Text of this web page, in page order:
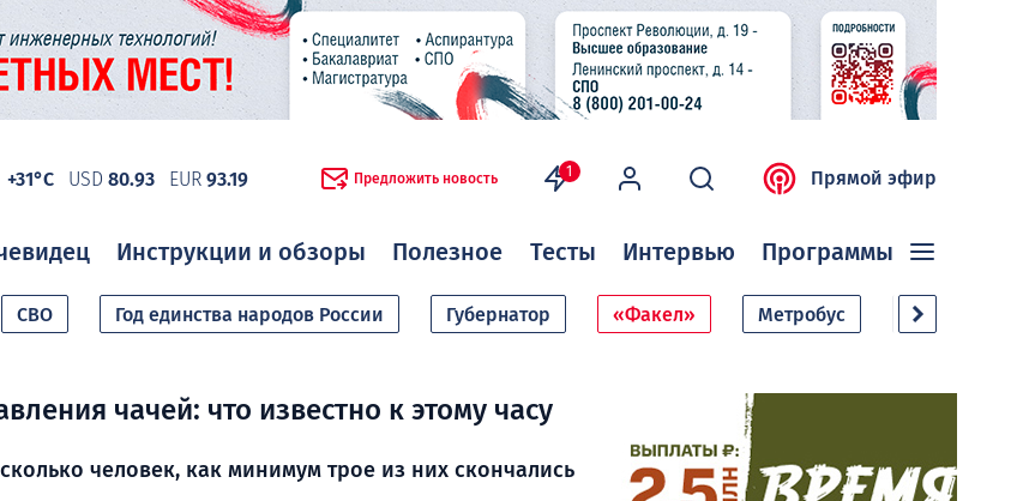
+31°C USD 80.93 EUR 93.19 Предложить новость 1 Прямой эфир
Инструкции и обзоры Полезное Тесты Интервью Программы
СВО Год единства народов России Губернатор «Факел» Метробус Дачный
чачей: что известно к этому часу
человек, как минимум трое из них скончались